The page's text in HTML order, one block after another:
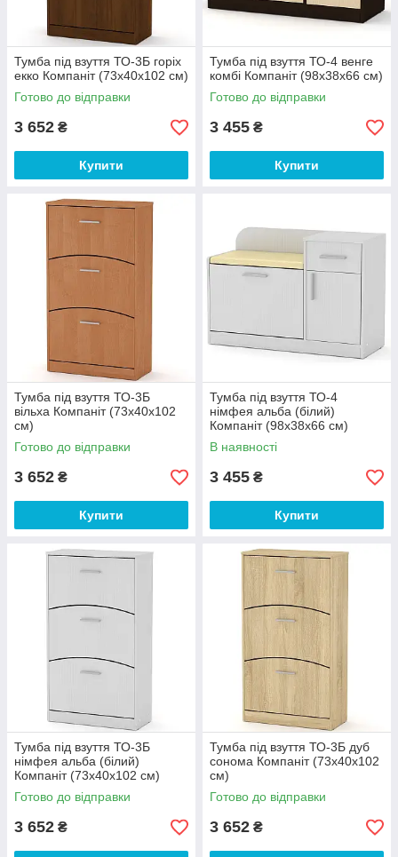
Тумба під взуття ТО-3Б горіх
екко Компаніт (73х40х102 см)
Готово до відправки
3 652 ₴
Купити
Тумба під взуття ТО-4 венге
комбі Компаніт (98х38х66 см)
Готово до відправки
3 455 ₴
Купити
Тумба під взуття ТО-3Б
вільха Компаніт (73х40х102
см)
Готово до відправки
3 652 ₴
Купити
Тумба під взуття ТО-4
німфея альба (білий)
Компаніт (98х38х66 см)
В наявності
3 455 ₴
Купити
Тумба під взуття ТО-3Б
німфея альба (білий)
Компаніт (73х40х102 см)
Готово до відправки
3 652 ₴
Тумба під взуття ТО-3Б дуб
сонома Компаніт (73х40х102
см)
Готово до відправки
3 652 ₴